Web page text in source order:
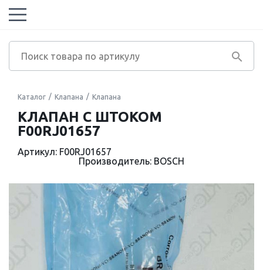
Каталог Клапана Клапана
КЛАПАН С ШТОКОМ
F00RJ01657
Артикул: F00RJ01657
Производитель: BOSCH